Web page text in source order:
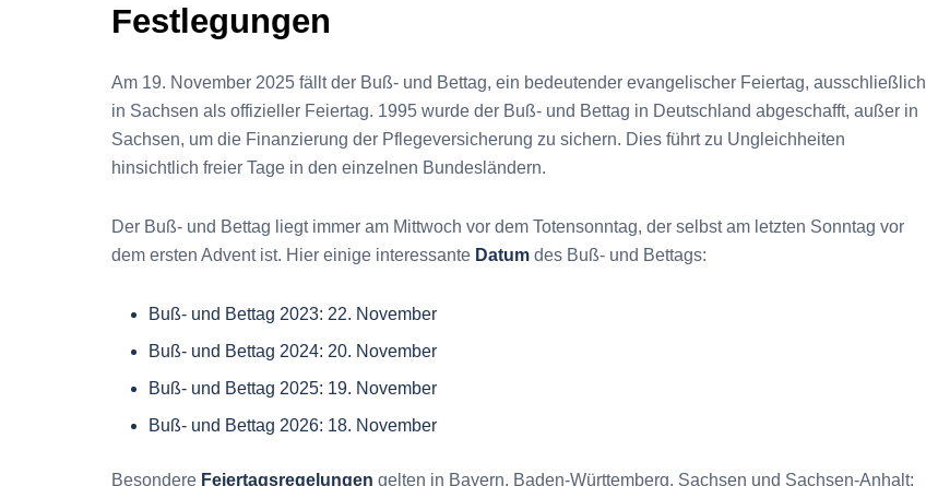
Festlegungen
Am 19. November 2025 fällt der Buß- und Bettag, ein bedeutender evangelischer Feiertag, ausschließlich
in Sachsen als offizieller Feiertag. 1995 wurde der Buß- und Bettag in Deutschland abgeschafft, außer in
Sachsen, um die Finanzierung der Pflegeversicherung zu sichern. Dies führt zu Ungleichheiten
hinsichtlich freier Tage in den einzelnen Bundesländern.
Der Buß- und Bettag liegt immer am Mittwoch vor dem Totensonntag, der selbst am letzten Sonntag vor
dem ersten Advent ist. Hier einige interessante Datum des Buß- und Bettags:
Buß- und Bettag 2023: 22. November
Buß- und Bettag 2024: 20. November
Buß- und Bettag 2025: 19. November
Buß- und Bettag 2026: 18. November
Besondere Feiertagsregelungen gelten in Bayern, Baden-Württemberg, Sachsen und Sachsen-Anhalt: